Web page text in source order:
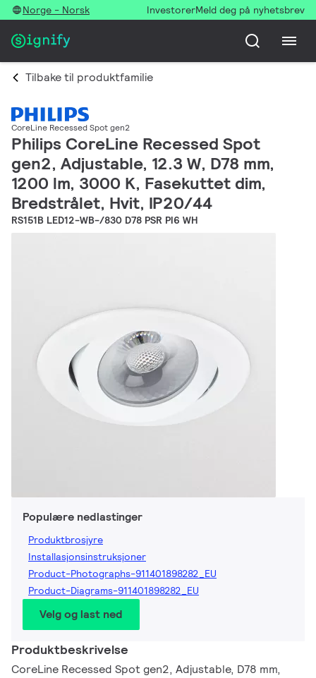
Norge - Norsk InvestorerMeld deg på nyhetsbrev
Tilbake til produktfamilie
CoreLine Recessed Spot gen2
Philips CoreLine Recessed Spot
gen2, Adjustable, 12.3 W, D78 mm,
1200 lm, 3000 K, Fasekuttet dim,
Bredstrålet, Hvit, IP20/44
RS151B LED12-WB-/830 D78 PSR PI6 WH
Populære nedlastinger
Produktbrosjyre
Installasjonsinstruksjoner
Product-Photographs-911401898282_EU
Product-Diagrams-911401898282_EU
Velg og last ned
Produktbeskrivelse
CoreLine Recessed Spot gen2, Adjustable, D78 mm,